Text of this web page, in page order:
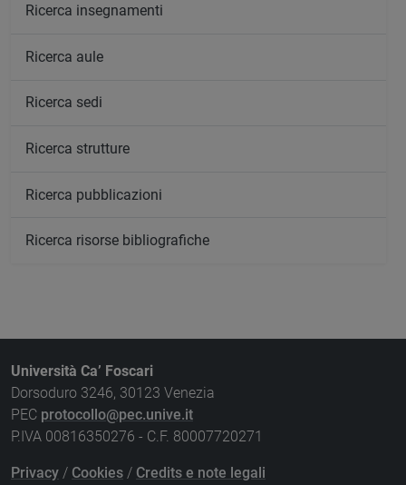
Ricerca insegnamenti
Ricerca aule
Ricerca sedi
Ricerca strutture
Ricerca pubblicazioni
Ricerca risorse bibliografiche
Università Ca’ Foscari
Dorsoduro 3246, 30123 Venezia
PEC protocollo@pec.unive.it
P.IVA 00816350276 - C.F. 80007720271
Privacy / Cookies / Credits e note legali